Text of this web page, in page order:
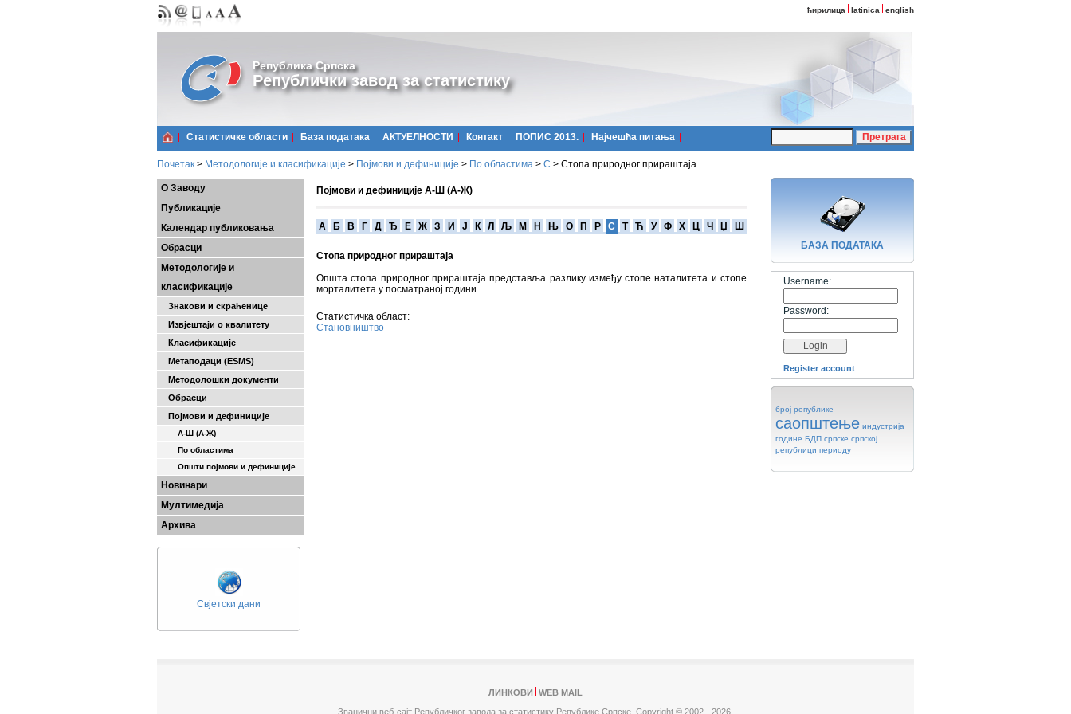
ћирилица latinica english
Република Српска
Републички завод за статистику
Статистичке области Базa података АКТУЕЛНОСТИ Контакт ПОПИС 2013. Најчешћa питања
Почетак > Методологије и класификације > Појмови и дефиниције > По областима > С > Стопа природног прираштаја
О Заводу
Публикације
Календар публиковања
Обрасци
Методологије и
класификације
Знакови и скраћенице
Извјештаји о квалитету
Класификације
Метаподаци (ESMS)
Методолошки документи
Обрасци
Појмови и дефиниције
А-Ш (A-Ж)
По областима
Општи појмови и дефиниције
Новинари
Мултимедија
Архива
Свјетски дани
Појмови и дефиниције А-Ш (А-Ж)
A Б В Г Д Ђ Е Ж З И Ј К Л Љ М Н Њ О П Р С Т Ћ У Ф Х Ц Ч Џ Ш
Стопа природног прираштаја
Општа стопа природног прираштаја представља разлику између стопе наталитета и стопе
морталитета у посматраној години.
Статистичка област:
Становништво
БАЗA ПОДАТАКА
Username:
Password:
Register account
број републике
саопштење индустрија
године БДП српске српској
републици периоду
ЛИНКОВИ
WEB MAIL
Званични веб-сајт Републичког завода за статистику Републике Српске, Copyright © 2002 - 2026.